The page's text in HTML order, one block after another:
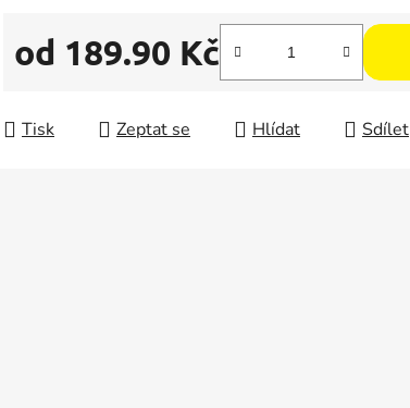
od 189.90 Kč
Tisk Zeptat se Hlídat Sdílet